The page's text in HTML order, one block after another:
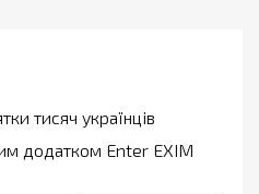
тисяч українців
додатком Enter EXIM